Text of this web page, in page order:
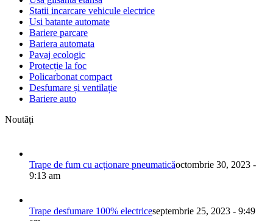
Statii incarcare vehicule electrice
Usi batante automate
Bariere parcare
Bariera automata
Pavaj ecologic
Protecție la foc
Policarbonat compact
Desfumare și ventilație
Bariere auto
Noutăți
Trape de fum cu acționare pneumaticăoctombrie 30, 2023 -
9:13 am
Trape desfumare 100% electriceseptembrie 25, 2023 - 9:49